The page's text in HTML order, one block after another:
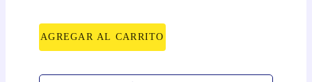
AGREGAR AL CARRITO